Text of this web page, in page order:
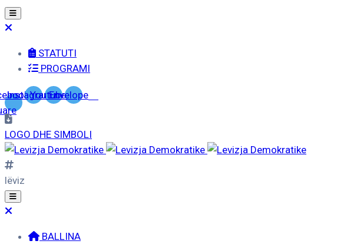
STATUTI
PROGRAMI
Instagram
YoutubeEnvelope
LOGO DHE SIMBOLI
lëviz
BALLINA